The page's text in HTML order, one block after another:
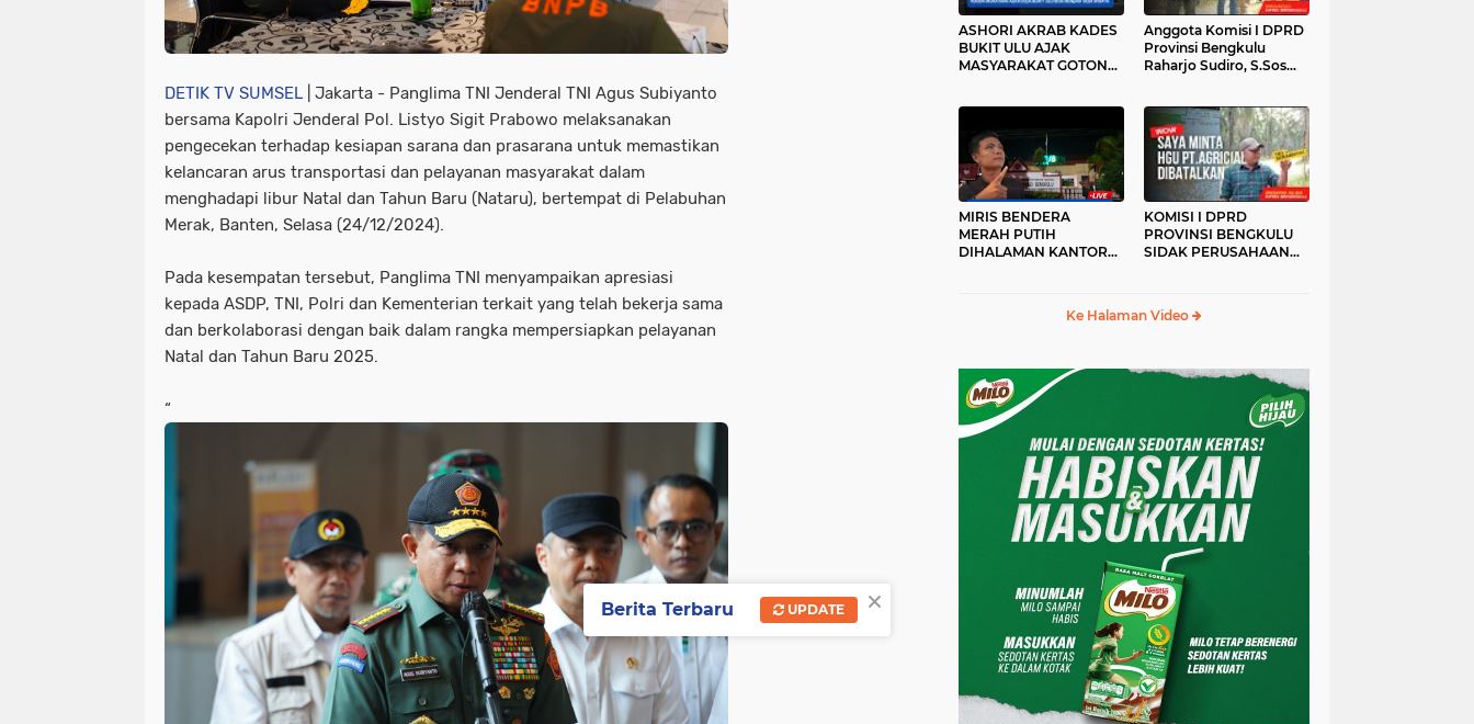
DETIK TV SUMSEL | Jakarta - Panglima TNI Jenderal TNI Agus Subiyanto
bersama Kapolri Jenderal Pol. Listyo Sigit Prabowo melaksanakan
pengecekan terhadap kesiapan sarana dan prasarana untuk memastikan
kelancaran arus transportasi dan pelayanan masyarakat dalam
menghadapi libur Natal dan Tahun Baru (Nataru), bertempat di Pelabuhan
Merak, Banten, Selasa (24/12/2024).
Pada kesempatan tersebut, Panglima TNI menyampaikan apresiasi
kepada ASDP, TNI, Polri dan Kementerian terkait yang telah bekerja sama
dan berkolaborasi dengan baik dalam rangka mempersiapkan pelayanan
Natal dan Tahun Baru 2025.
“
ASHORI AKRAB KADES
BUKIT ULU AJAK
MASYARAKAT GOTONG
Anggota Komisi I DPRD
Provinsi Bengkulu
Raharjo Sudiro, S.Sos
MIRIS BENDERA
MERAH PUTIH
DIHALAMAN KANTOR
KOMISI I DPRD
PROVINSI BENGKULU
SIDAK PERUSAHAAN
Ke Halaman Video
×
Berita Terbaru UPDATE